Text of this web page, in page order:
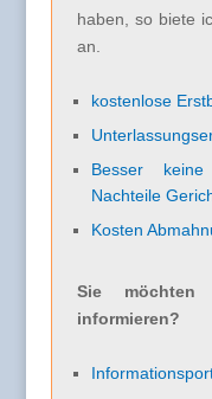
haben, so biete
an.
kostenlose
Besser keine
Nachteile
Kosten
Sie möchten
informieren?